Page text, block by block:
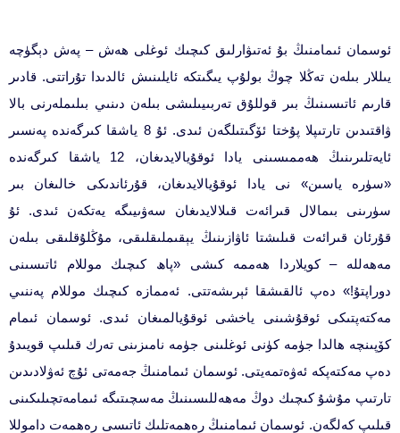
ئوسمان ئىمامنىڭ بۇ ئەتىۋارلىق كىچىك ئوغلى ھەش – پەش دېگۈچە
يىللار بىلەن تەڭلا چوڭ بولۇپ يىگىتكە ئايلىنىش ئالدىدا تۇراتتى. قادىر
قارىم ئاتىسىنىڭ بىر قوللۇق تەربىيىلىشى بىلەن دىنىي بىلىملەرنى بالا
ۋاقتىدىن تارتىپلا پۇختا ئۆگىتىلگەن ئىدى. ئۇ 8 ياشقا كىرگەندە پەنسىر
ئايەتلىرىنىڭ ھەممىسىنى يادا ئوقۇيالايدىغان، 12 ياشقا كىرگەندە
«سۈرە ياسىن» نى يادا ئوقۇيالايدىغان، قۇرئاندىكى خالىغان بىر
سۈرىنى بىمالال قىرائەت قىلالايدىغان سەۋىيىگە يەتكەن ئىدى. ئۇ
قۇرئان قىرائەت قىلىشتا ئاۋازىنىڭ يېقىملىقلىقى، مۇڭلۇقلىقى بىلەن
مەھەللە – كويلاردا ھەممە كىشى «پاھ كىچىك موللام ئاتىسىنى
دوراپتۇ!» دەپ ئالقىشقا ئېرىشەتتى. ئەممازە كىچىك موللام پەننىي
مەكتەپتىكى ئوقۇشىنى ياخشى ئوقۇيالمىغان ئىدى. ئوسمان ئىمام
كۆپىنچە ھالدا جۈمە كۈنى ئوغلىنى جۈمە نامىزىنى تەرك قىلىپ قويىدۇ
دەپ مەكتەپكە ئەۋەتمەيتى. ئوسمان ئىمامنىڭ جەمەتى ئۇچ ئەۋلادىدىن
تارتىپ مۇشۇ كىچىك دوڭ مەھەللىسىنىڭ مەسچىتىگە ئىمامەتچىلىكىنى
قىلىپ كەلگەن. ئوسمان ئىمامنىڭ رەھمەتلىك ئاتىسى رەھمەت داموللا